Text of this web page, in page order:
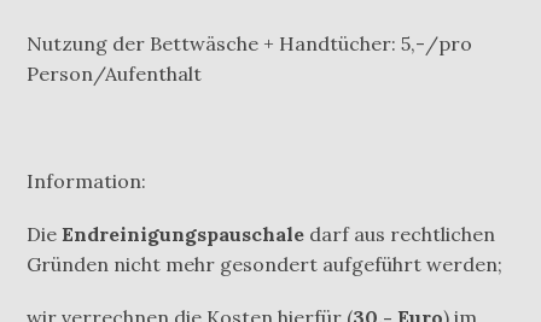
Nutzung der Bettwäsche + Handtücher: 5,-/pro
Person/Aufenthalt
Information:
DieEndreinigungspauschale darf aus rechtlichen
Gründen nicht mehr gesondert aufgeführt werden;